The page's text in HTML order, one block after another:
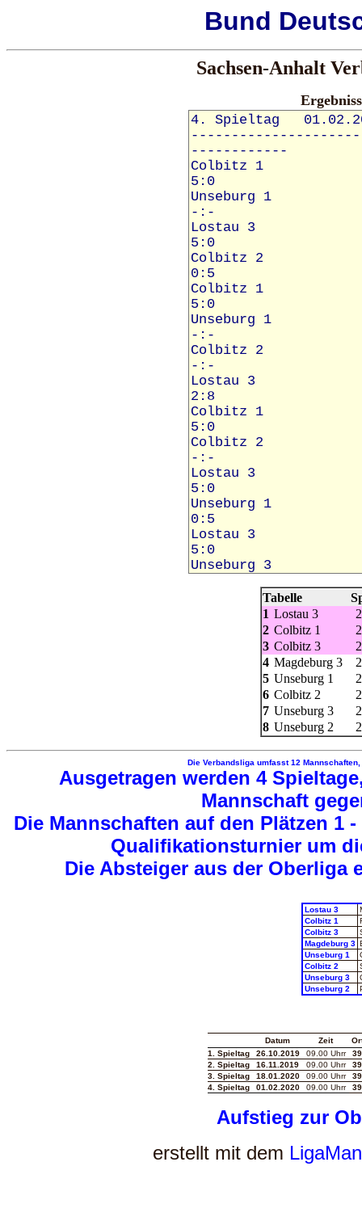
Bund
Sachsen-Anhalt
Tabelle
1 Lostau 3
2 Colbitz 1
3 Colbitz 3
4 Magdeburg 3
5 Unseburg 1
6 Colbitz 2
7 Unseburg 3
8 Unseburg 2
Die Verbandsliga umfasst 12
Ausgetragen werden 4
Mannschaft
Die Mannschaften auf den Plätzen 1
Qualifikationsturnier um
Die Absteiger aus der Oberliga
Lostau 3
Colbitz 1
Colbitz 3
Magdeburg 3
Unseburg 1
Colbitz 2
Unseburg 3
Unseburg 2
Datum Zeit
1
. Spieltag 26.10.2019 09.00 Uhrr
2 . Spieltag 16.11.2019 09.00 Uhrr
3. Spieltag
18.01.2020 09.00 Uhrr
4. Spieltag
01.02.2020 09.00 Uhrr
Aufstieg zur
erstellt mit dem